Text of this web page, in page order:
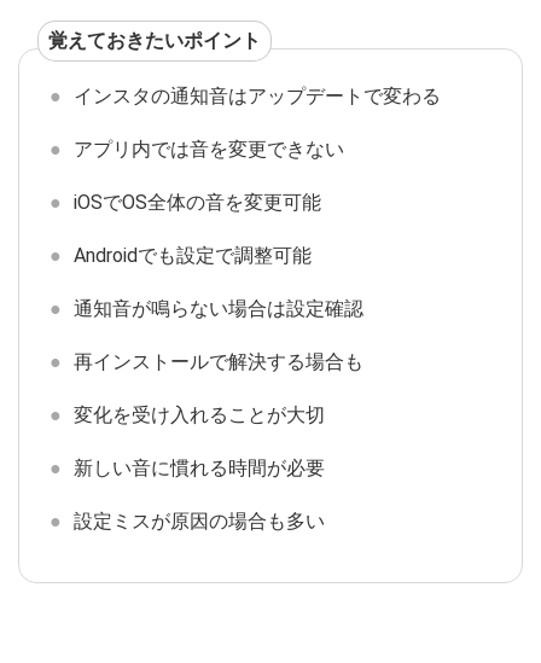
覚えておきたいポイント
インスタの通知音はアップデートで変わる
アプリ内では音を変更できない
iOSでOS全体の音を変更可能
Androidでも設定で調整可能
通知音が鳴らない場合は設定確認
再インストールで解決する場合も
変化を受け入れることが大切
新しい音に慣れる時間が必要
設定ミスが原因の場合も多い